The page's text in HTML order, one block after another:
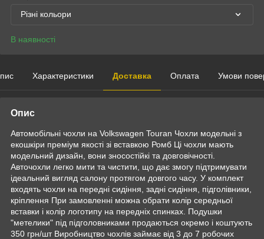
Різні кольори
В наявності
Характеристики Доставка Оплата Умови
Опис
Автомобільні чохли на Volkswagen Touran Чохли модельні з
екошкіри преміум якості зі вставкою Ромб Ці чохли мають
модельний дизайн, вони зносостійкі та довговічності.
Авточохли легко мити та чистити, що дає змогу підтримувати
ідеальний вигляд салону протягом довгого часу. У комплект
входять чохли на передні сидіння, задні сидіння, підголівники,
кріплення При замовленні можна обрати колір середньої
вставки і колір логотипу на передніх спинках. Подушки
"метелики" під підголовниками продаються окремо і коштують
350 грн/шт Виробництво чохлів займає від 3 до 7 робочих